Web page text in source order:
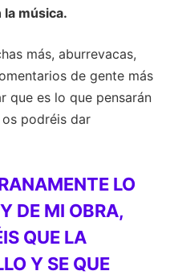
la música.
más, aburrevacas,
de gente más
que es lo que pensarán
podréis dar
LO
DE MI OBRA,
QUE LA
Y SE QUE